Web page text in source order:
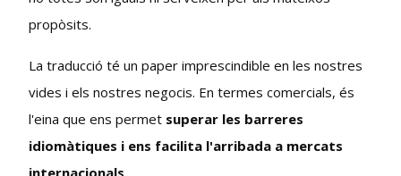
propòsits.
La traducció té un paper imprescindible en les nostres
vides i els nostres negocis. En termes comercials, és
l'eina que ens permet superar les barreres
idiomàtiques i ens facilita l'arribada a mercats
internacionals.